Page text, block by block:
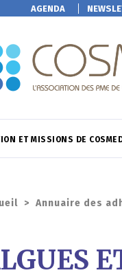
AGENDA
ET MISSIONS DE
> Annuaire des